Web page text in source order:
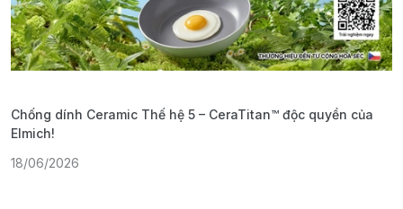
Chống dính Ceramic Thế hệ 5 – CeraTitan™ độc quyền của
Elmich!
18/06/2026